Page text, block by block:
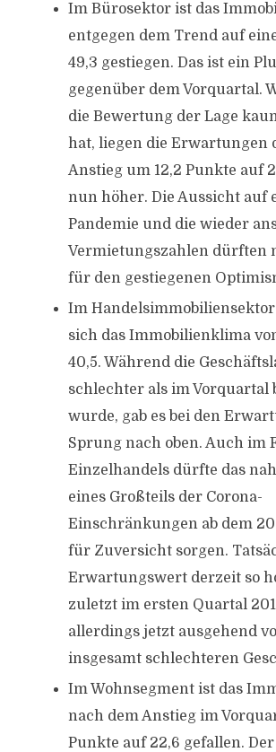
Im Bürosektor ist das
entgegen dem Trend auf
49,3 gestiegen. Das ist ein
gegenüber dem Vorquartal.
die Bewertung der Lage
hat, liegen die Erwartungen
Anstieg um 12,2 Punkte auf
nun höher. Die Aussicht auf
Pandemie und die wieder
Vermietungszahlen dürften
für den gestiegenen
Im Handelsimmobiliensektor
sich das Immobilienklima
40,5. Während die
schlechter als im Vorquartal
wurde, gab es bei den
Sprung nach oben. Auch im
Einzelhandels dürfte das
eines Großteils der Corona-
Einschränkungen ab dem
für Zuversicht sorgen.
Erwartungswert derzeit so
zuletzt im ersten Quartal
allerdings jetzt ausgehend
insgesamt schlechteren
Im Wohnsegment ist das
nach dem Anstieg im
Punkte auf 22,6 gefallen.